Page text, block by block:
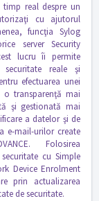
real despre un
cu ajutorul
funcţia Sylog
server Security
lucru îi permite
reale şi
efectuarea unei
transparenţă mai
şi gestionată mai
a datelor şi de
e-mail-urilor create
Folosirea
cu Simple
Device Enrolment
prin actualizarea
de securitate.